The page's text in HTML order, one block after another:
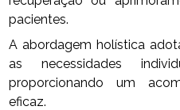
pacientes.
A abordagem holística
as necessidades
proporcionando um
eficaz.